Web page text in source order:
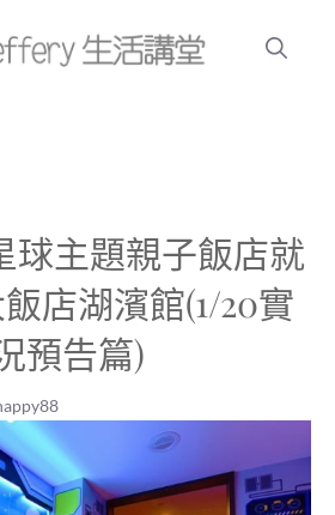
球主題親子飯店就
店湖濱館(1/20實
預告篇)
01-21 | 樂爸 happy88